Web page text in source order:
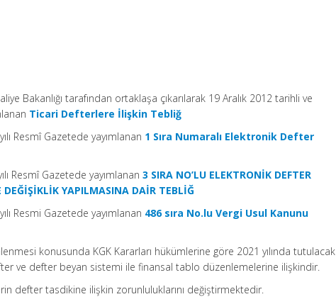
Bakanlığı tarafından ortaklaşa çıkarılarak 19 Aralık 2012 tarihli ve
Ticari Defterlere İlişkin Tebliğ
Resmî Gazetede yayımlanan 1 Sıra Numaralı Elektronik Defter
Resmî Gazetede yayımlanan3 SIRA NO’LU ELEKTRONİK DEFTER
DEĞİŞİKLİK YAPILMASINA DAİR TEBLİĞ
Resmi Gazetede yayımlanan 486 sıra No.lu Vergi Usul Kanunu
konusunda KGK Kararları hükümlerine göre 2021 yılında tutulacak
ve defter beyan sistemi ile finansal tablo düzenlemelerine ilişkindir.
defter tasdikine ilişkin zorunluluklarını değiştirmektedir.